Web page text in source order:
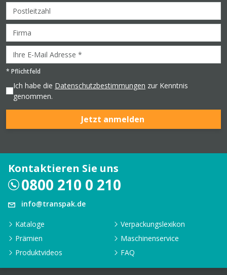
* Pflichtfeld
Ich habe die Datenschutzbestimmungen zur Kenntnis
genommen.
Jetzt anmelden
Kontaktieren Sie uns
0800 210 0 210
info@transpak.de
Kataloge
Verpackungslexikon
Prämien
Maschinenservice
Produktvideos
FAQ